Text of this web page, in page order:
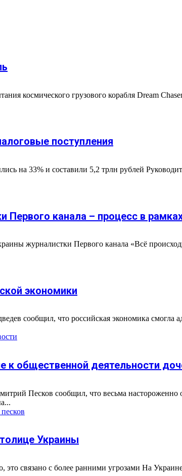
космического грузового корабля Dream
поступления
на 33% и составили 5,2 трлн рублей
канала – процесс в
журналистки Первого канала «Всё
экономики
сообщил, что российская экономика
к общественной деятельности
Песков сообщил, что весьма
Украины
связано с более ранними угрозами На